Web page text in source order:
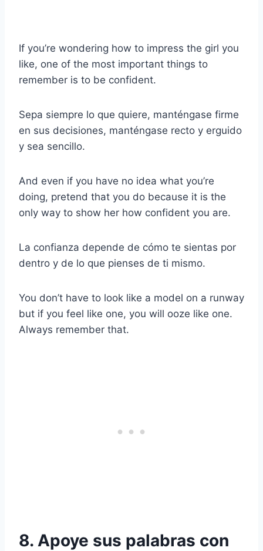
If you’re wondering how to impress the girl you
like, one of the most important things to
remember is to be confident.
Sepa siempre lo que quiere, manténgase firme
en sus decisiones, manténgase recto y erguido
y sea sencillo.
And even if you have no idea what you’re
doing, pretend that you do because it is the
only way to show her how confident you are.
La confianza depende de cómo te sientas por
dentro y de lo que pienses de ti mismo.
You don’t have to look like a model on a runway
but if you feel like one, you will ooze like one.
Always remember that.
8. Apoye sus palabras con